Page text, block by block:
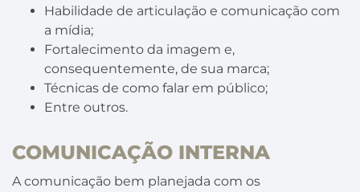
Habilidade de articulação e comunicação com
a mídia;
Fortalecimento da imagem e,
consequentemente, de sua marca;
Técnicas de como falar em público;
Entre outros.
COMUNICAÇÃO INTERNA
A comunicação bem planejada com os